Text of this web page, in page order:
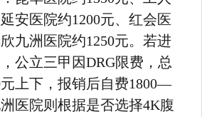
安医院约1200元、红会医
九洲医院约1250元。若进
公立三甲因DRG限费，总
上下，报销后自费1800—
医院则根据是否选择4K腹